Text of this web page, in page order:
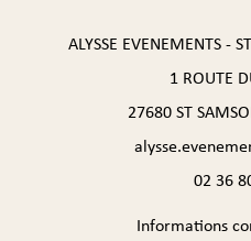
ALYSSE EVENEMENTS -
1 ROUTE
27680 ST
02 36
Informations